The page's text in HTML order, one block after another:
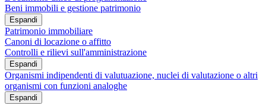
Beni immobili e gestione patrimonio
Espandi
Patrimonio immobiliare
Canoni di locazione o affitto
Controlli e rilievi sull'amministrazione
Espandi
Organismi indipendenti di valutuazione, nuclei di valutazione o altri
organismi con funzioni analoghe
Espandi